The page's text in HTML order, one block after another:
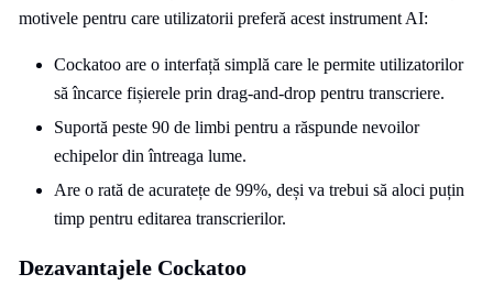
motivele pentru care utilizatorii preferă acest instrument AI:
Cockatoo are o interfață simplă care le permite utilizatorilor
să încarce fișierele prin drag-and-drop pentru transcriere.
Suportă peste 90 de limbi pentru a răspunde nevoilor
echipelor din întreaga lume.
Are o rată de acuratețe de 99%, deși va trebui să aloci puțin
timp pentru editarea transcrierilor.
Dezavantajele Cockatoo